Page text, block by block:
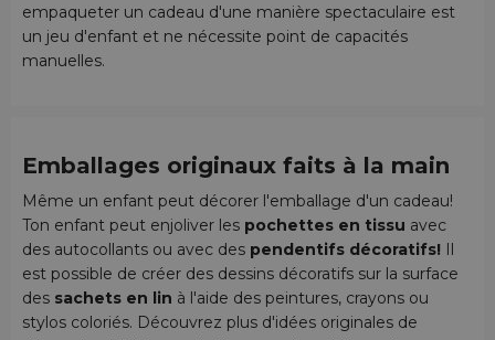
empaqueter un cadeau d'une manière spectaculaire est
un jeu d'enfant et ne nécessite point de capacités
manuelles.
Emballages originaux faits à la main
Même un enfant peut décorer l'emballage d'un cadeau!
Ton enfant peut enjoliver les pochettes en tissu avec
des autocollants ou avec des pendentifs décoratifs!
est possible de créer des dessins décoratifs sur la surface
des sachets en lin à l'aide des peintures, crayons ou
stylos coloriés. Découvrez plus d'idées originales de